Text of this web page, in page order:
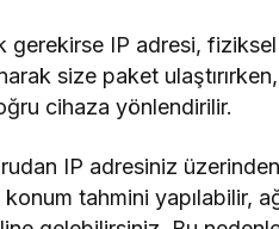
gerekirse IP adresi,
size paket
cihaza yönlendirilir.
IP adresiniz
tahmini yapılabilir,